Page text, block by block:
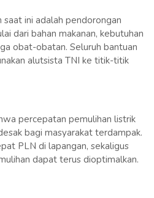
ini adalah pendorongan
dari bahan makanan, kebutuhan
obat-obatan. Seluruh bantuan
alutsista TNI ke titik-titik
percepatan pemulihan listrik
bagi masyarakat terdampak.
PLN di lapangan, sekaligus
dapat terus dioptimalkan.